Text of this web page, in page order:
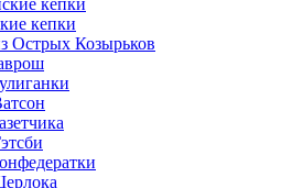
кепки
кепки
Острых Козырьков